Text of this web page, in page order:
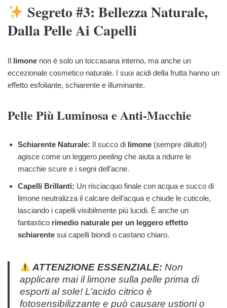
Segreto #3: Bellezza Naturale,
Dalla Pelle Ai Capelli
Il limone non è solo un toccasana interno, ma anche un
eccezionale cosmetico naturale. I suoi acidi della frutta hanno un
effetto esfoliante, schiarente e illuminante.
Pelle Più Luminosa e Anti-Macchie
Schiarente Naturale: Il succo di limone (sempre diluito!)
agisce come un leggero peeling che aiuta a ridurre le
macchie scure e i segni dell’acne.
Capelli Brillanti: Un risciacquo finale con acqua e succo di
limone neutralizza il calcare dell’acqua e chiude le cuticole,
lasciando i capelli visibilmente più lucidi. È anche un
fantastico rimedio naturale per un leggero effetto
schiarente sui capelli biondi o castano chiaro.
ATTENZIONE ESSENZIALE: Non
applicare mai il limone sulla pelle prima di
esporti al sole! L’acido citrico è
fotosensibilizzante e può causare ustioni o